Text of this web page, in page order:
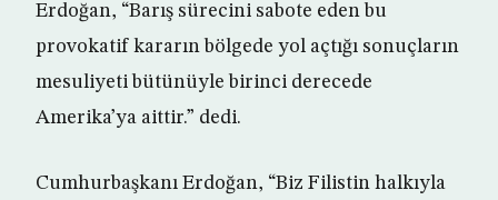
Erdoğan, “Barış sürecini sabote eden bu
provokatif kararın bölgede yol açtığı sonuçların
mesuliyeti bütünüyle birinci derecede
Amerika’ya aittir.” dedi.
Cumhurbaşkanı Erdoğan, “Biz Filistin halkıyla